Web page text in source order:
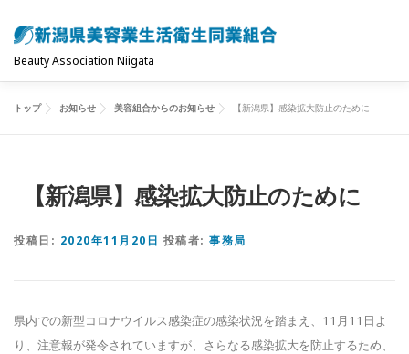
ン
Beauty Association Niigata
トップ 組合について 組合の主な事業
共済制度･保険 お問い合わせ お知らせ
トップ お知らせ 美容組合からのお知らせ 【新潟県】感染拡大防止のために
【新潟県】感染拡大防止のために
投稿日: 2020年11月20日 投稿者: 事務局
県内での新型コロナウイルス感染症の感染状況を踏まえ、11月11日よ
り、注意報が発令されていますが、さらなる感染拡大を防止するため、